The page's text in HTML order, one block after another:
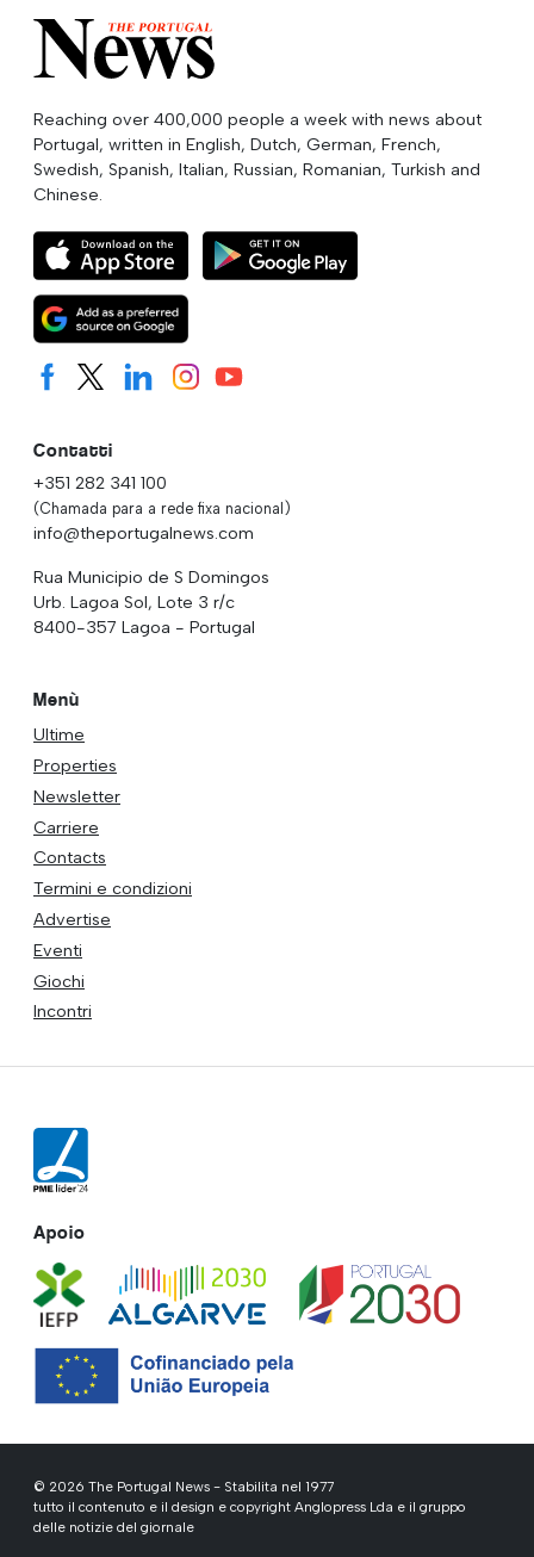
Reaching over 400,000 people a week with news about
Portugal, written in English, Dutch, German, French,
Swedish, Spanish, Italian, Russian, Romanian, Turkish and
Chinese.
Contatti
+351 282 341 100
(Chamada para a rede fixa nacional)
info@theportugalnews.com
Rua Municipio de S Domingos
Urb. Lagoa Sol, Lote 3 r/c
8400-357 Lagoa - Portugal
Menù
Ultime
Properties
Newsletter
Carriere
Contacts
Termini e condizioni
Advertise
Eventi
Giochi
Incontri
Apoio
© 2026 The Portugal News - Stabilita nel 1977
tutto il contenuto e il design e copyright Anglopress Lda e il gruppo
delle notizie del giornale